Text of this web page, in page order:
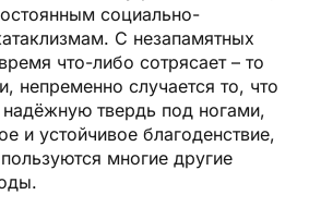
социально-
С незапамятных
что-либо сотрясает – то
непременно случается то, что
надёжную твердь под ногами,
и устойчивое благоденствие,
многие другие